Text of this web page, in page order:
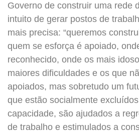
Governo de construir uma rede
intuito de gerar postos de
mais precisa: “queremos
quem se esforça é apoiado,
reconhecido, onde os mais
maiores dificuldades e os que
apoiados, mas sobretudo um
que estão socialmente
capacidade, são ajudados a
de trabalho e estimulados a